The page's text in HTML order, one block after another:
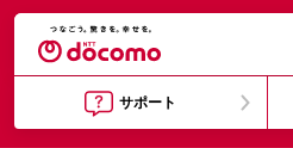
サポート